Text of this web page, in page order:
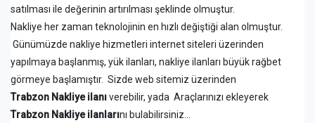
satılması ile değerinin artırılması şeklinde olmuştur.
Nakliye her zaman teknolojinin en hızlı değiştiği alan olmuştur.
Günümüzde nakliye hizmetleri internet siteleri üzerinden
yapılmaya başlanmış, yük ilanları, nakliye ilanları büyük rağbet
görmeye başlamıştır. Sizde web sitemiz üzerinden
Trabzon Nakliye ilanıverebilir, yada Araçlarınızı ekleyerek
Trabzon Nakliye ilanlarını bulabilirsiniz...